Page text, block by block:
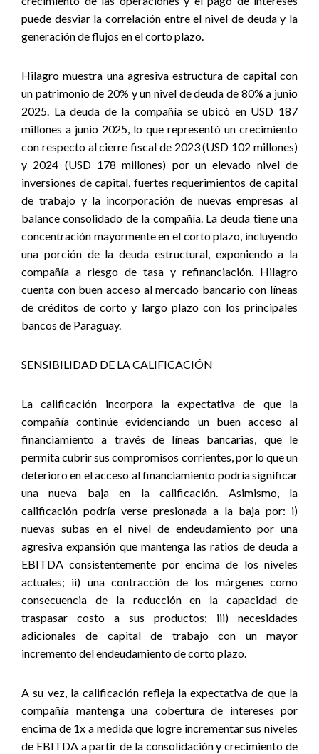
puede desviar la correlación entre el nivel de deuda y la
generación de flujos en el corto plazo.
Hilagro muestra una agresiva estructura de capital con
un patrimonio de 20% y un nivel de deuda de 80% a junio
2025. La deuda de la compañía se ubicó en USD 187
millones a junio 2025, lo que representó un crecimiento
con respecto al cierre fiscal de 2023 (USD 102 millones)
y 2024 (USD 178 millones) por un elevado nivel de
inversiones de capital, fuertes requerimientos de capital
de trabajo y la incorporación de nuevas empresas al
balance consolidado de la compañía. La deuda tiene una
concentración mayormente en el corto plazo, incluyendo
una porción de la deuda estructural, exponiendo a la
compañía a riesgo de tasa y refinanciación. Hilagro
cuenta con buen acceso al mercado bancario con líneas
de créditos de corto y largo plazo con los principales
bancos de Paraguay.
SENSIBILIDAD DE LA CALIFICACIÓN
La calificación incorpora la expectativa de que la
compañía continúe evidenciando un buen acceso al
financiamiento a través de líneas bancarias, que le
permita cubrir sus compromisos corrientes, por lo que un
deterioro en el acceso al financiamiento podría significar
una nueva baja en la calificación. Asimismo, la
calificación podría verse presionada a la baja por: i)
nuevas subas en el nivel de endeudamiento por una
agresiva expansión que mantenga las ratios de deuda a
EBITDA consistentemente por encima de los niveles
actuales; ii) una contracción de los márgenes como
consecuencia de la reducción en la capacidad de
traspasar costo a sus productos; iii) necesidades
adicionales de capital de trabajo con un mayor
incremento del endeudamiento de corto plazo.
A su vez, la calificación refleja la expectativa de que la
compañía mantenga una cobertura de intereses por
encima de 1x a medida que logre incrementar sus niveles
de EBITDA a partir de la consolidación y crecimiento de